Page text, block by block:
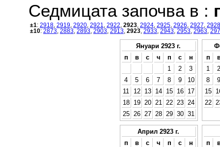
Седмицата започва в :
±1: 2918 2919 2920 2921 2922 2923 2924 2925 2926 2927 2928
±10: 2873 2883 2893 2903 2913 2923 2933 2943 2953 2963
Януари 2923 г.
п
в с ч п с
н
1
2
3
4
5 6 7 8 9
10
11
12 13 14 15 16
17
18
19 20 21 22 23
24
25
26 27 28 29 30 31
п
1
2
8
9
15
22
Април 2923 г.
п
в с ч п с
н
п